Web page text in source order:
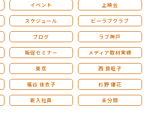
イベント 上映会
スケジュール ビーラブクラブ
ブログ ラブ神戸
販促セミナー メディア取材実績
東京 西 良旺子
福谷 佳衣子 杉野 優花
新入社員 未分類